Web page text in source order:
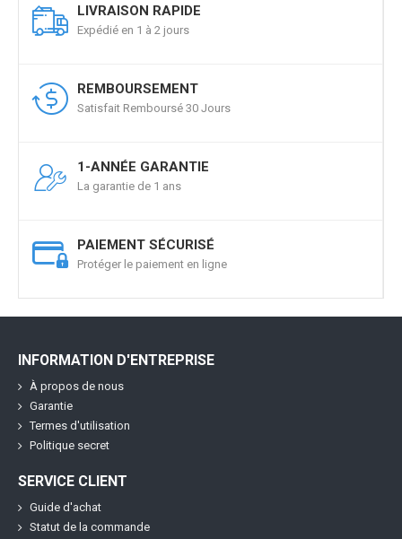
LIVRAISON RAPIDE
Expédié en 1 à 2 jours
REMBOURSEMENT
Satisfait Remboursé 30 Jours
1-ANNÉE GARANTIE
La garantie de 1 ans
PAIEMENT SÉCURISÉ
Protéger le paiement en ligne
INFORMATION D'ENTREPRISE
À propos de nous
Garantie
Termes d'utilisation
Politique secret
SERVICE CLIENT
Guide d'achat
Statut de la commande